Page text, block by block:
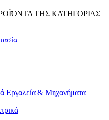
ΤΗΣ ΚΑΤΗΓΟΡΙΑΣ
Εργαλεία & Μηχανήματα